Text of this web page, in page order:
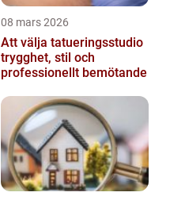
08 mars 2026
Att välja tatueringsstudio
trygghet, stil och
professionellt bemötande